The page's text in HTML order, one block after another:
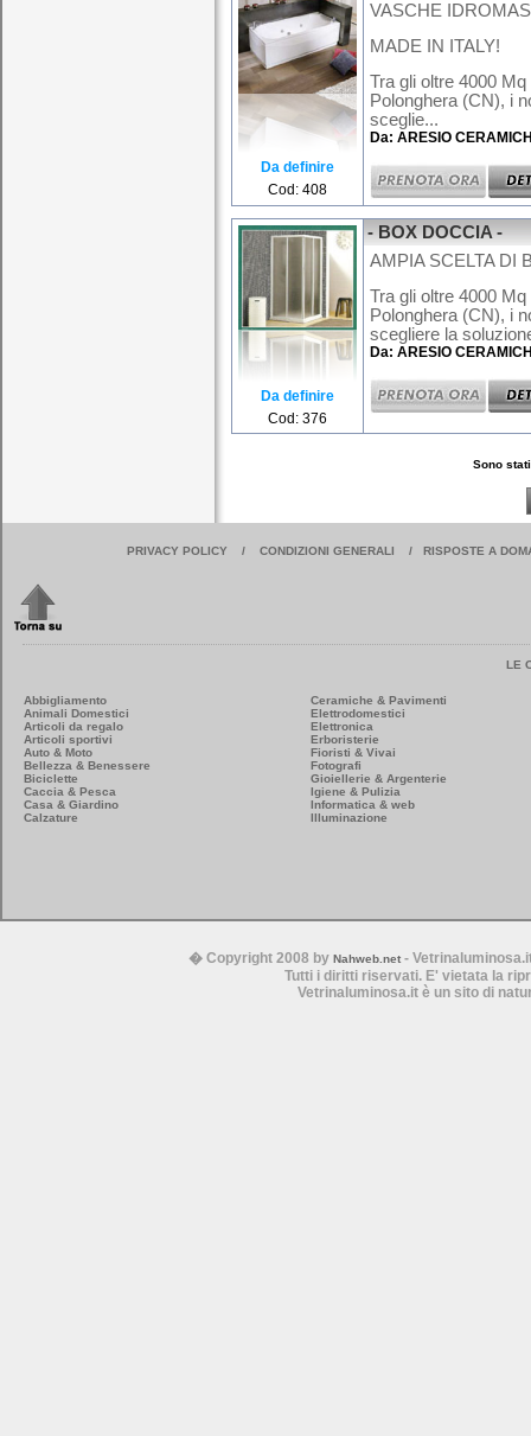
Da definire
Cod: 408
VASCHE
MADE IN ITALY!
Tra gli oltre 4000
Polonghera (CN), i
sceglie...
Da: ARESIO
Da definire
Cod: 376
- BOX DOCCIA -
AMPIA SCELTA DI
Tra gli oltre 4000
Polonghera (CN), i
scegliere la
Da: ARESIO
Sono
PRIVACY POLICY / CONDIZIONI GENERALI / RISPOSTE A
LE
Abbigliamento
Animali Domestici
Articoli da regalo
Articoli sportivi
Auto & Moto
Bellezza & Benessere
Biciclette
Caccia & Pesca
Casa & Giardino
Calzature
Ceramiche & Pavimenti
Elettrodomestici
Elettronica
Erboristerie
Fioristi & Vivai
Fotografi
Gioiellerie & Argenterie
Igiene & Pulizia
Informatica & web
Illuminazione
� Copyright 2008 by Nahweb.net-
Tutti i diritti riservati. E' vietata la
Vetrinaluminosa.it è un sito di